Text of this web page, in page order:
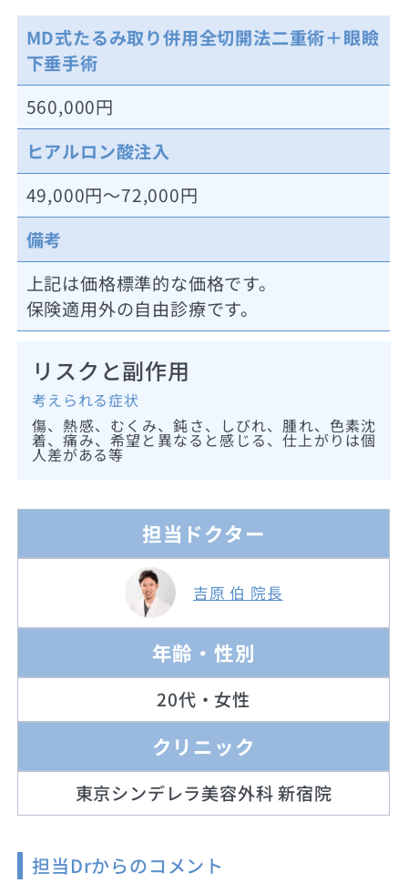
MD式たるみ取り併用全切開法二重術＋眼瞼
下垂手術
560,000円
ヒアルロン酸注入
49,000円～72,000円
備考
上記は価格標準的な価格です。
保険適用外の自由診療です。
リスクと副作用
考えられる症状
傷、熱感、むくみ、鈍さ、しびれ、腫れ、色素沈
着、痛み、希望と異なると感じる、仕上がりは個
人差がある等
担当ドクター
吉原 伯 院長
年齢・性別
20代・女性
クリニック
東京シンデレラ美容外科 新宿院
担当Drからのコメント